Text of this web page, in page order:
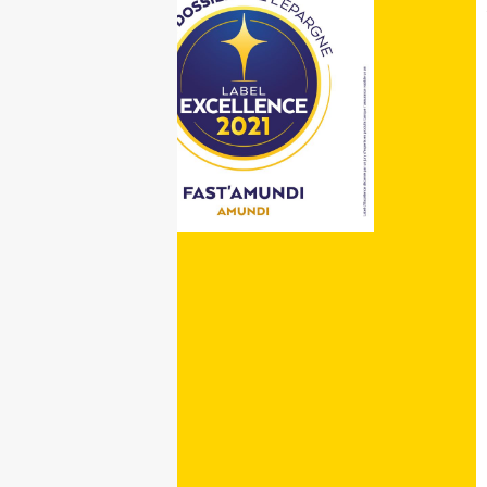
On vous recontacte
Laissez nous vos coordonnées,
ou email et nous vous
les meilleurs délais.